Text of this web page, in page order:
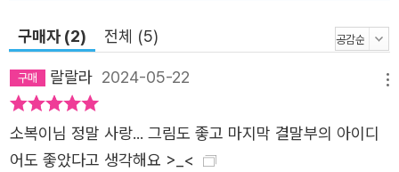
있습니다. 오늘날 건물들에서는 보기 힘든, 낮은 계단을 올
라가야 하는 건물 구조가 눈에 띄지요. 문을 양쪽으로 밀고
들어가 보이는 옛날식 신발장과 열쇠가 달린 사물함. 과거로
부터 조금씩 변모해 온 듯한 목욕탕의 모습을 정겹게 표현해
놓았습니다. 이와 함께 옷을 벗고 목욕탕에 들어서는 크고
구매자 (2) 전체 (5)
랄랄라 2024-05-22
소복이님 정말 사랑... 그림도 좋고 마지막 결말부의 아이디
어도 좋았다고 생각해요 >_<